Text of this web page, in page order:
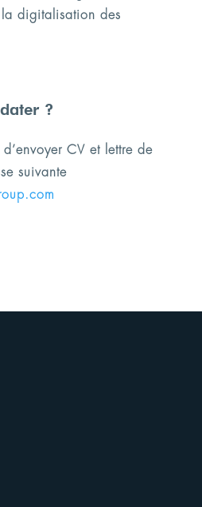
digitalisation des
?
CV et lettre de
suivante